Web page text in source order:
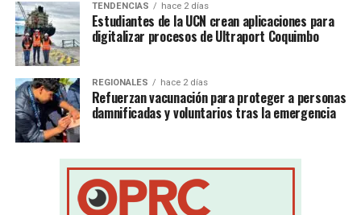
TENDENCIAS hace 2 días
Estudiantes de la UCN crean aplicaciones para
digitalizar procesos de Ultraport Coquimbo
REGIONALES hace 2 días
Refuerzan vacunación para proteger a personas
damnificadas y voluntarios tras la emergencia